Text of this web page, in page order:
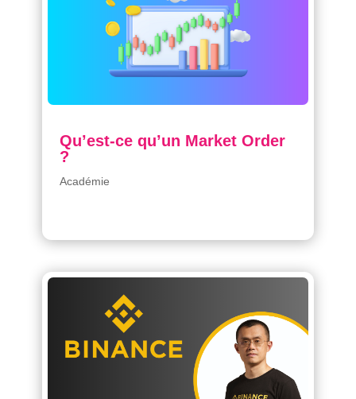
Qu’est-ce qu’un Market Order
?
Académie